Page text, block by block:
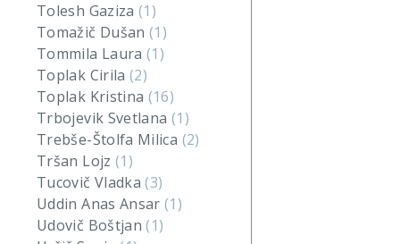
Tolesh Gaziza(1)
Tomažič Dušan(1)
Tommila Laura(1)
Toplak Cirila(2)
Toplak Kristina (16)
Trbojevik Svetlana (1)
Trebše-Štolfa Milica (2)
Tršan Lojz (1)
Tucovič Vladka(3)
Uddin Anas Ansar(1)
Udovič Boštjan(1)